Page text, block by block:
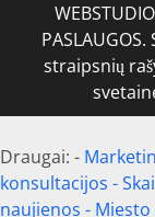
straipsnių
Draugai: -
konsultacijos -
naujienos -